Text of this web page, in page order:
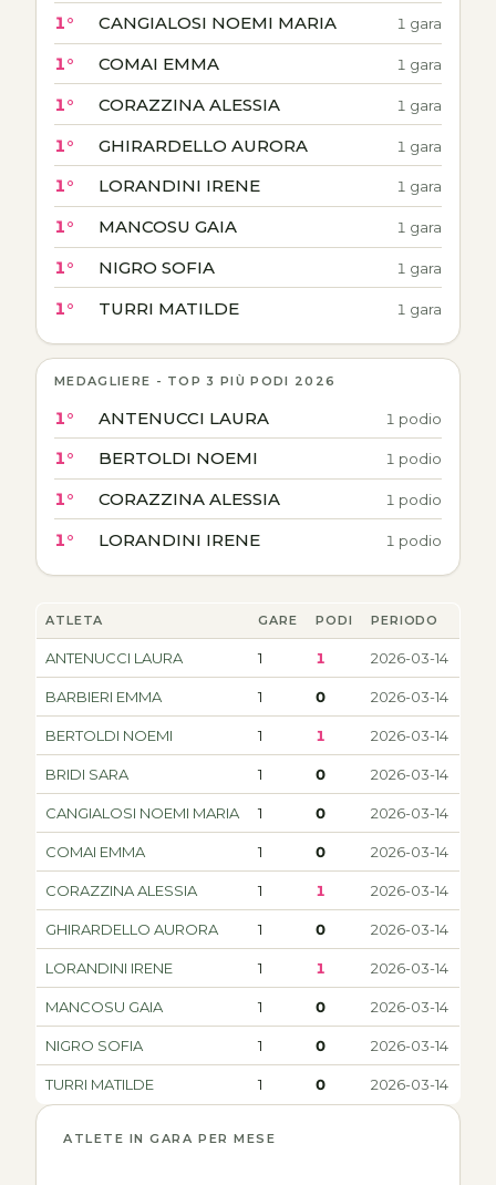
1° CANGIALOSI NOEMI MARIA 1 gara
1° COMAI EMMA 1 gara
1° CORAZZINA ALESSIA 1 gara
1° GHIRARDELLO AURORA 1 gara
1° LORANDINI IRENE 1 gara
1° MANCOSU GAIA 1 gara
1° NIGRO SOFIA 1 gara
1° TURRI MATILDE 1 gara
MEDAGLIERE - TOP 3 PIÙ PODI 2026
1° ANTENUCCI LAURA 1 podio
1° BERTOLDI NOEMI 1 podio
1° CORAZZINA ALESSIA 1 podio
1° LORANDINI IRENE 1 podio
ATLETA GARE PODI PERIODO
ANTENUCCI LAURA 1 1 2026-03-14
BARBIERI EMMA 1 0 2026-03-14
BERTOLDI NOEMI 1 1 2026-03-14
BRIDI SARA 1 0 2026-03-14
CANGIALOSI NOEMI MARIA 1 0 2026-03-14
COMAI EMMA 1 0 2026-03-14
CORAZZINA ALESSIA 1 1 2026-03-14
GHIRARDELLO AURORA 1 0 2026-03-14
LORANDINI IRENE 1 1 2026-03-14
MANCOSU GAIA 1 0 2026-03-14
NIGRO SOFIA 1 0 2026-03-14
TURRI MATILDE 1 0 2026-03-14
ATLETE IN GARA PER MESE